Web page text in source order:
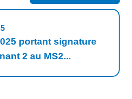
portant signature
2 au MS2...